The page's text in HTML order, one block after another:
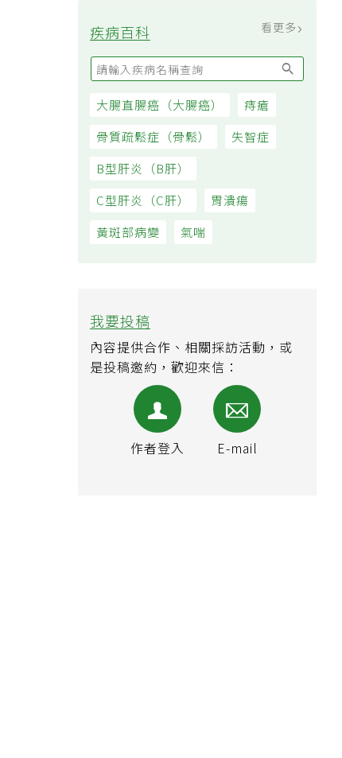
疾病百科 看更多
大腸直腸癌（大腸癌）
痔瘡
骨質疏鬆症（骨鬆）
失智症
B型肝炎（B肝）
C型肝炎（C肝）
胃潰瘍
黃斑部病變
氣喘
我要投稿
內容提供合作、相關採訪活動，或
是投稿邀約，歡迎來信：
作者登入 E-mail